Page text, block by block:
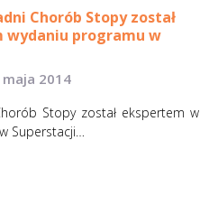
Chorób Stopy został
wydaniu programu w
maja 2014
Stopy został ekspertem w
Superstacji…